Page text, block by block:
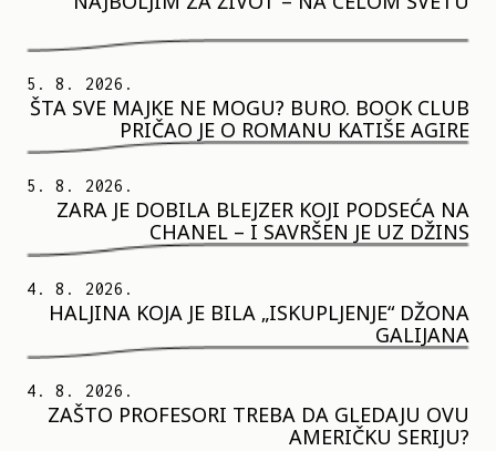
5. 8. 2026.
ŠTA SVE MAJKE NE MOGU? BURO. BOOK CLUB
PRIČAO JE O ROMANU KATIŠE AGIRE
5. 8. 2026.
ZARA JE DOBILA BLEJZER KOJI PODSEĆA NA
CHANEL – I SAVRŠEN JE UZ DŽINS
4. 8. 2026.
HALJINA KOJA JE BILA „ISKUPLJENJE“ DŽONA
GALIJANA
4. 8. 2026.
ZAŠTO PROFESORI TREBA DA GLEDAJU OVU
AMERIČKU SERIJU?